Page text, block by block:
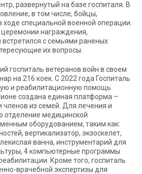
развернутый на базе госпиталя. В
в том числе, бойцы,
специальной военной операции.
награждения,
с семьями раненых
их вопросы.
госпиталь ветеранов войн в своем
на 216 коек. С 2022 года Госпиталь
и реабилитационную помощь
создана единая платформа –
членов из семей. Для лечения и
отделение медицинской
оборудованием, таким как:
вертикализатор, экзоскелет,
ванна, инструментарий для
4 компьютерные программы
Кроме того, госпиталь
врачебной экспертизы для